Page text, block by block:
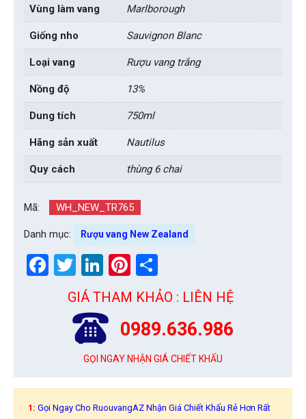
Vùng làm vang Marlborough
Giống nho Sauvignon Blanc
Loại vang Rượu vang trắng
Nồng độ 13%
Dung tích 750ml
Hãng sản xuất Nautilus
Quy cách thùng 6 chai
Mã: WH_NEW_TR765
Danh mục: Rượu vang New Zealand
Facebook
Twitter
LinkedIn
Pinterest
GIÁ THAM KHẢO : LIÊN HỆ
0989.636.986
GỌI NGAY NHẬN GIÁ CHIẾT KHẤU
1: Gọi Ngay Cho RuouvangAZ Nhận Giá Chiết Khấu Rẻ Hơn Rất